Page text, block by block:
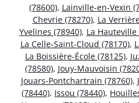
(78600), Lainville-en-Vexin
Chevrie (78270), La
Yvelines (78940), La Hauteville
La Celle-Saint-Cloud (78170),
La Boissière-École (78125),
(78580), Jouy-Mauvoisin
Jouars-Pontchartrain (78760),
(78440), Issou (78440),